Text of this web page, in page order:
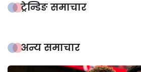
ट्रेन्डिङ समाचार
अन्य समाचार